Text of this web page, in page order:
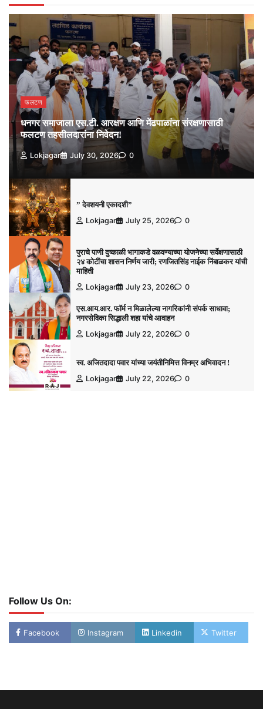
फलटण
धनगर समाजाला एस.टी. आरक्षण आणि मेंढपाळांना संरक्षणासाठी
फलटण तहसीलदारांना निवेदन!
Lokjagar July 30, 2026 0
” देवशयनी एकादशी”
Lokjagar
July 25, 2026 0
पुराचे पाणी दुष्काळी भागाकडे वळवण्याच्या योजनेच्या सर्वेक्षणासाठी
२४ कोटींचा शासन निर्णय जारी; रणजितसिंह नाईक निंबाळकर यांची
माहिती
Lokjagar
July 23, 2026 0
एस.आय.आर. फॉर्म न मिळालेल्या नागरिकांनी संपर्क साधावा;
नगरसेविका सिद्धाली शहा यांचे आवाहन
Lokjagar
July 22, 2026 0
स्व. अजितदादा पवार यांच्या जयंतीनिमित्त विनम्र अभिवादन !
Lokjagar
July 22, 2026 0
Follow Us On:
Facebook Instagram Linkedin Twitter